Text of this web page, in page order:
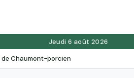
Jeudi 6 août 2026
Chaumont-porcien